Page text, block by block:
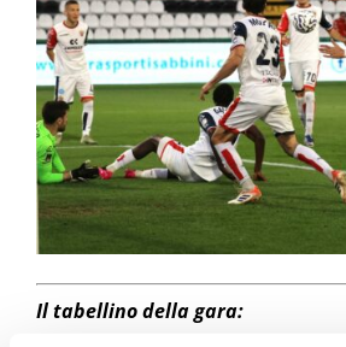
Il tabellino della gara: